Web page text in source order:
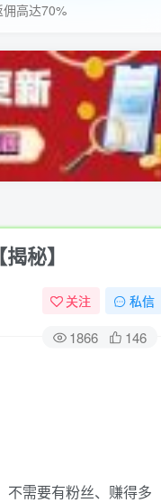
高达70%
秘】
关注 私信
1866 146
不需要有粉丝、赚得多